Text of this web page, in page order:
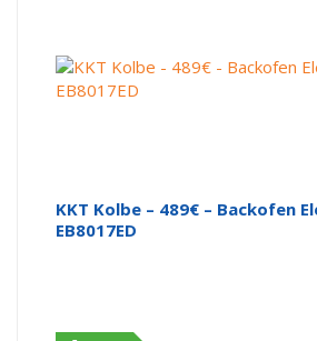
KKT Kolbe – 489€ – Backofen
EB8017ED